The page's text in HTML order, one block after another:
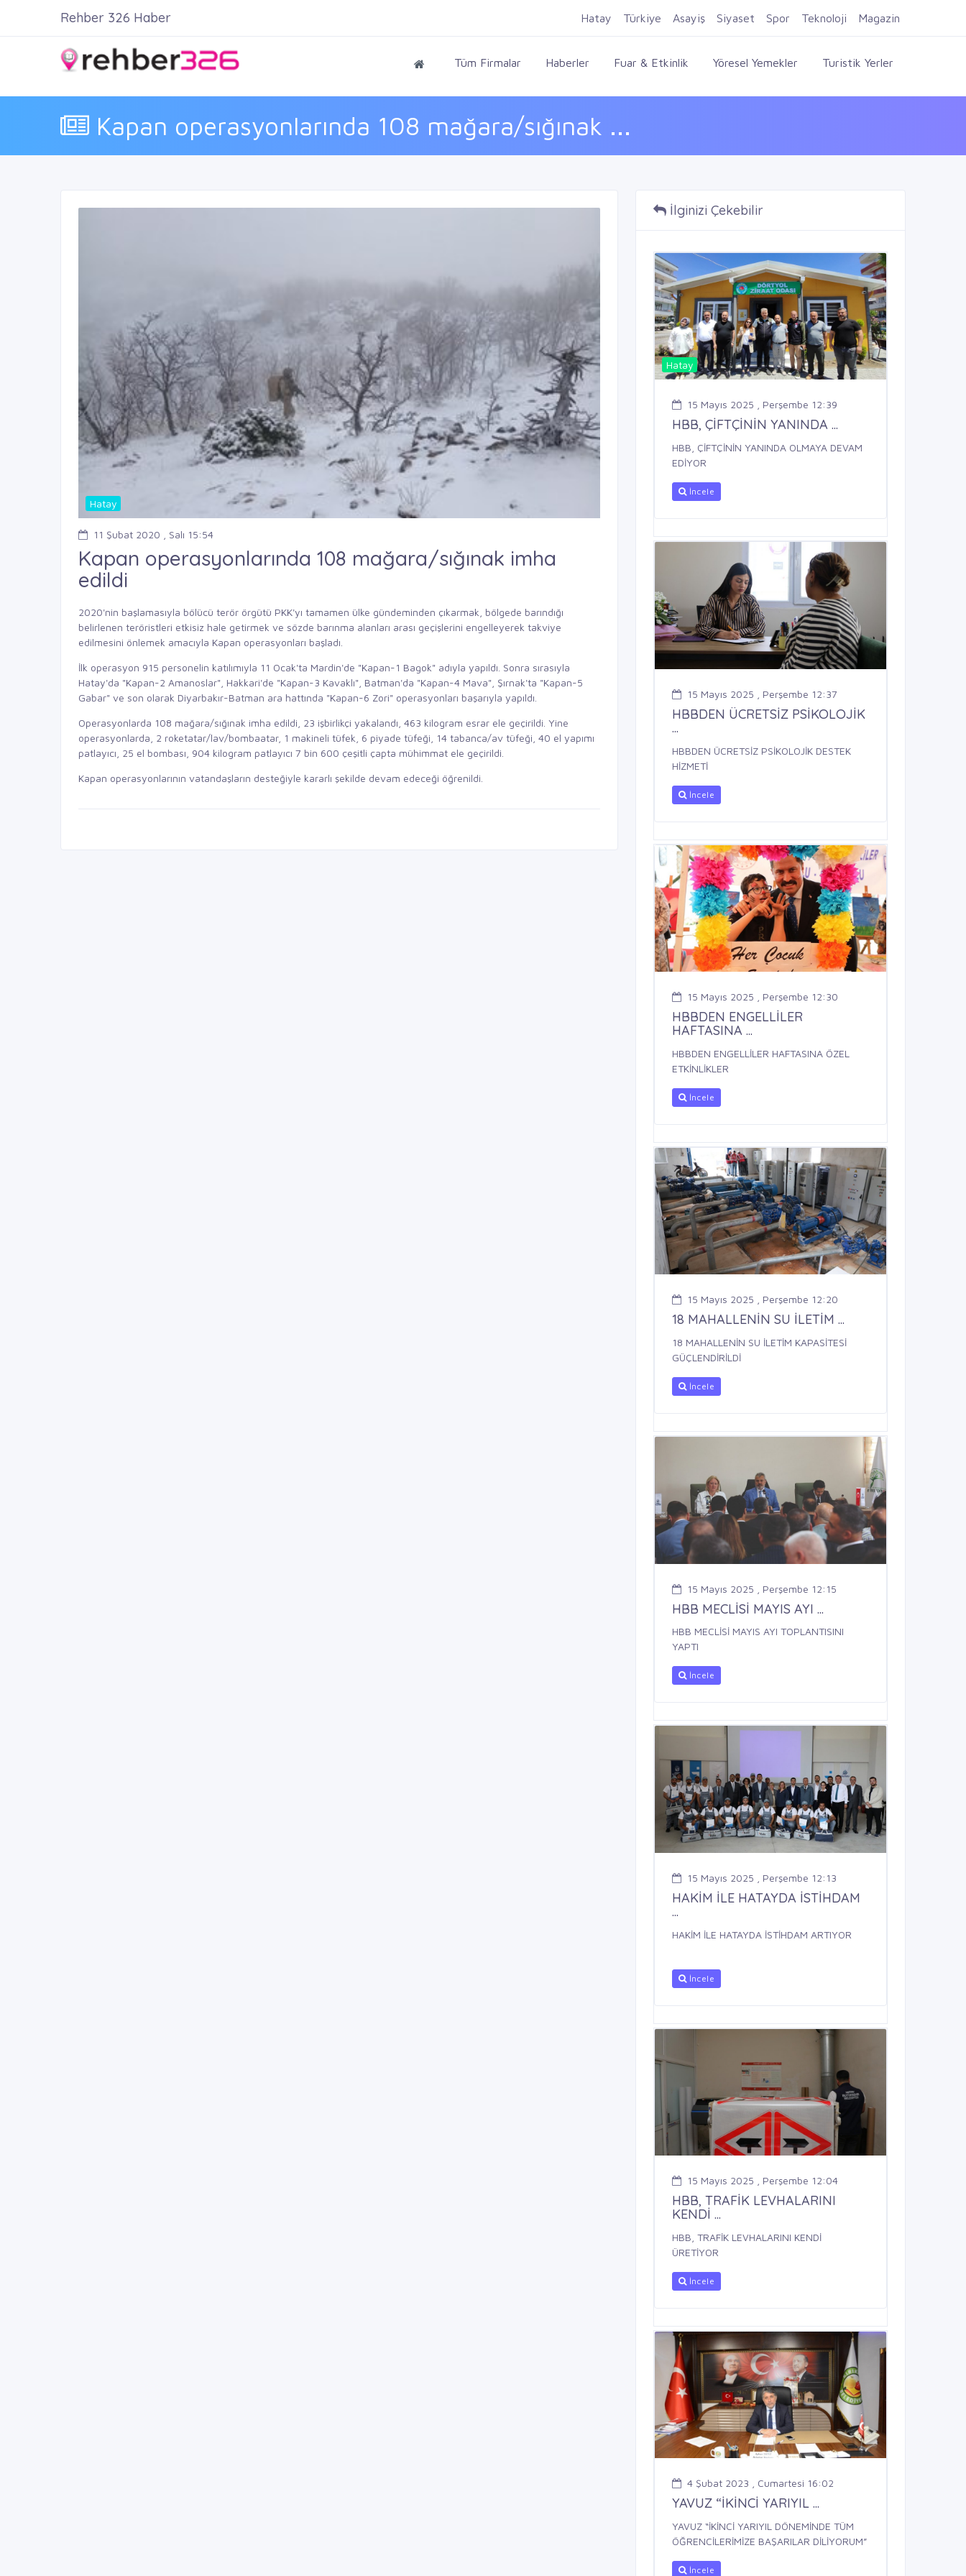
Firma Ekle Kayıt Ol Giriş Yap
Tüm Firmalar Haberler Fuar & Etkinlik Yöresel Yemekler Turistik Yerler
Kapan operasyonlarında 108 mağara/sığınak ...
Rehber 326 Haber Hatay Türkiye Asayiş Siyaset Spor Teknoloji Magazin
Hatay
11 Şubat 2020 , Salı 15:54
Kapan operasyonlarında 108 mağara/sığınak imha
edildi
2020'nin başlamasıyla bölücü terör örgütü PKK'yı tamamen ülke gündeminden çıkarmak, bölgede barındığı
belirlenen teröristleri etkisiz hale getirmek ve sözde barınma alanları arası geçişlerini engelleyerek takviye
edilmesini önlemek amacıyla Kapan operasyonları başladı.
İlk operasyon 915 personelin katılımıyla 11 Ocak'ta Mardin'de "Kapan-1 Bagok" adıyla yapıldı. Sonra sırasıyla
Hatay'da "Kapan-2 Amanoslar", Hakkari'de "Kapan-3 Kavaklı", Batman'da "Kapan-4 Mava", Şırnak'ta "Kapan-5
Gabar" ve son olarak Diyarbakır-Batman ara hattında "Kapan-6 Zori" operasyonları başarıyla yapıldı.
Operasyonlarda 108 mağara/sığınak imha edildi, 23 işbirlikçi yakalandı, 463 kilogram esrar ele geçirildi. Yine
operasyonlarda, 2 roketatar/lav/bombaatar, 1 makineli tüfek, 6 piyade tüfeği, 14 tabanca/av tüfeği, 40 el yapımı
patlayıcı, 25 el bombası, 904 kilogram patlayıcı 7 bin 600 çeşitli çapta mühimmat ele geçirildi.
Kapan operasyonlarının vatandaşların desteğiyle kararlı şekilde devam edeceği öğrenildi.
İlginizi Çekebilir
Hatay
15 Mayıs 2025 , Perşembe 12:39
HBB, ÇİFTÇİNİN YANINDA ...
HBB, ÇİFTÇİNİN YANINDA OLMAYA DEVAM
EDİYOR
İncele
15 Mayıs 2025 , Perşembe 12:37
HBBDEN ÜCRETSİZ PSİKOLOJİK
...
HBBDEN ÜCRETSİZ PSİKOLOJİK DESTEK
HİZMETİ
İncele
15 Mayıs 2025 , Perşembe 12:30
HBBDEN ENGELLİLER
HAFTASINA ...
HBBDEN ENGELLİLER HAFTASINA ÖZEL
ETKİNLİKLER
İncele
15 Mayıs 2025 , Perşembe 12:20
18 MAHALLENİN SU İLETİM ...
18 MAHALLENİN SU İLETİM KAPASİTESİ
GÜÇLENDİRİLDİ
İncele
15 Mayıs 2025 , Perşembe 12:15
HBB MECLİSİ MAYIS AYI ...
HBB MECLİSİ MAYIS AYI TOPLANTISINI
YAPTI
İncele
15 Mayıs 2025 , Perşembe 12:13
HAKİM İLE HATAYDA İSTİHDAM
...
HAKİM İLE HATAYDA İSTİHDAM ARTIYOR
İncele
15 Mayıs 2025 , Perşembe 12:04
HBB, TRAFİK LEVHALARINI
KENDİ ...
HBB, TRAFİK LEVHALARINI KENDİ
ÜRETİYOR
İncele
4 Şubat 2023 , Cumartesi 16:02
YAVUZ “İKİNCİ YARIYIL ...
YAVUZ “İKİNCİ YARIYIL DÖNEMİNDE TÜM
ÖĞRENCİLERİMİZE BAŞARILAR DİLİYORUM”
İncele